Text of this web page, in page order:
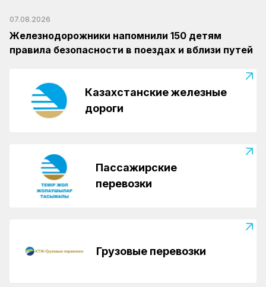
07.08.2026
Железнодорожники напомнили 150 детям
правила безопасности в поездах и вблизи путей
Казахстанские железные
дороги
Пассажирские
перевозки
Грузовые перевозки